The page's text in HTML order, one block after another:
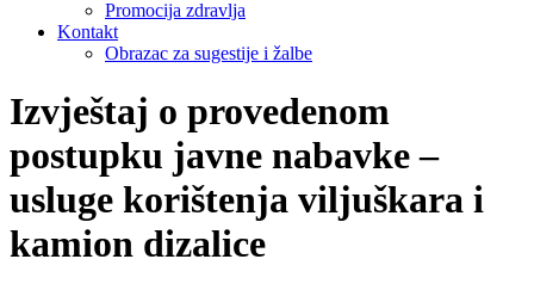
Promocija zdravlja
Kontakt
Obrazac za sugestije i žalbe
Izvještaj o provedenom
postupku javne nabavke –
usluge korištenja viljuškara i
kamion dizalice